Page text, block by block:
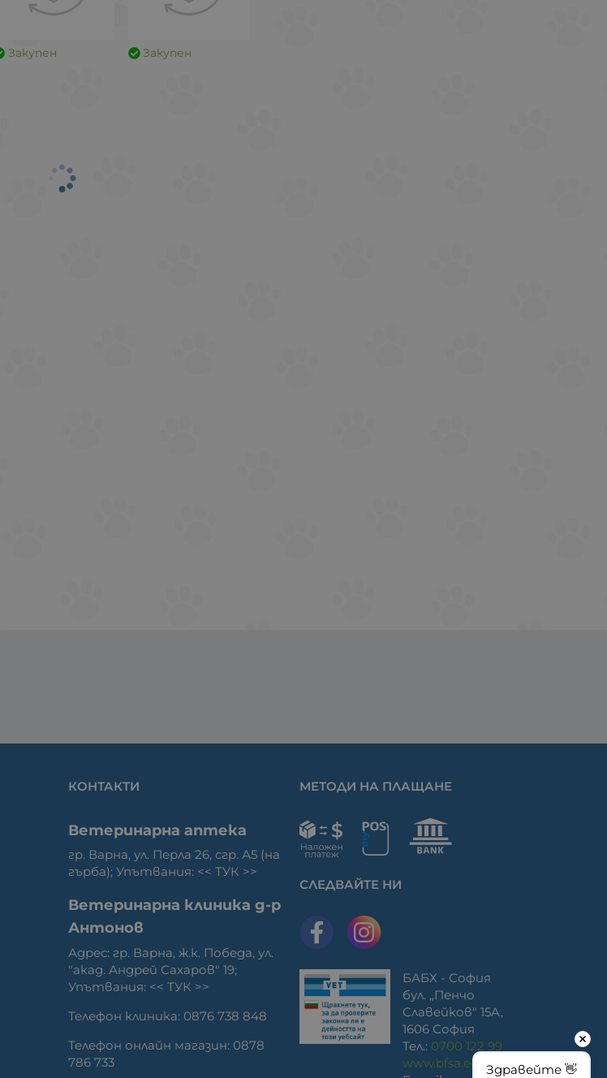
Закупен Закупен
КОНТАКТИ
Ветеринарна аптека
гр. Варна, ул. Перла 26, сгр. А5 (на
гърба); Упътвания: <<ТУК >>
Ветеринарна клиника д-р
Антонов
Адрес: гр. Варна, ж.к. Победа, ул.
"акад. Андрей Сахаров" 19;
Упътвания: <<ТУК >>
Телефон клиника: 0876 738 848
Телефон онлайн магазин: 0878
786 733
МЕТОДИ НА ПЛАЩАНЕ
СЛЕДВАЙТЕ НИ
БАБХ - София
бул. „Пенчо
Славейков" 15A,
1606 София
Тел.: 0700 122 99
www.bfsa.egov.bgЗдравейте 👋